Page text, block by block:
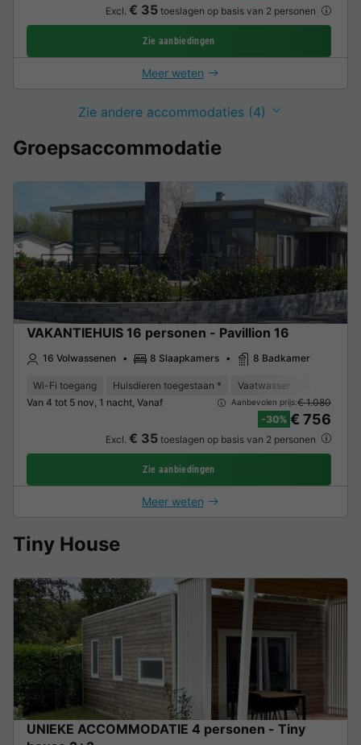
Excl. € 35toeslagen op basis van 2 personen
Zie aanbiedingen
Meer weten
Zie andere accommodaties (4)
Groepsaccommodatie
VAKANTIEHUIS 16 personen - Pavillion 16
16 Volwassenen 8 Slaapkamers 8 Badkamer
Wi-Fi toegang Huisdieren toegestaan * Vaatwasser
Van 4 tot 5 nov, 1 nacht, Vanaf
Aanbevolen prijs:€ 1.080
-30% € 756
Excl. € 35toeslagen op basis van 2 personen
Zie aanbiedingen
Meer weten
Tiny House
UNIEKE ACCOMMODATIE 4 personen - Tiny